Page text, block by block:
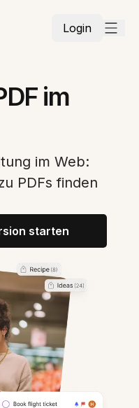
Login
im
im Web:
PDFs finden
starten